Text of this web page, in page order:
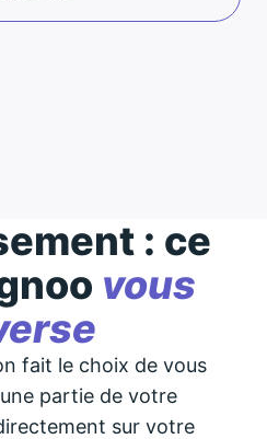
: ce
vous
fait le choix de vous
partie de votre
sur votre